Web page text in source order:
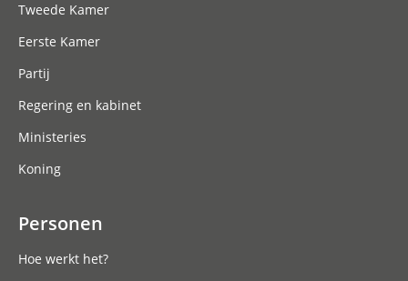
Tweede Kamer
Eerste Kamer
Partij
Regering en kabinet
Ministeries
Koning
Personen
Hoe werkt het?